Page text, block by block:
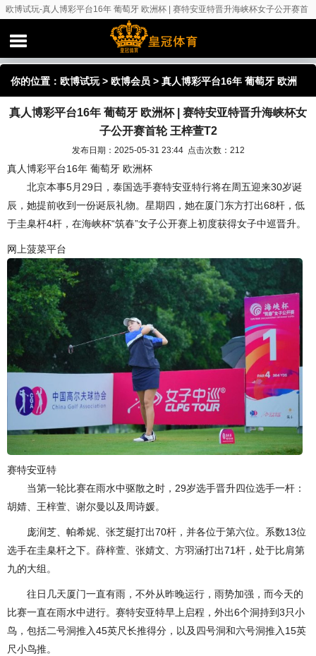
欧博试玩-真人博彩平台16年 葡萄牙 欧洲杯 | 赛特安亚特晋升海峡杯女子公开赛首
你的位置： 欧博试玩> 欧博会员 > 真人博彩平台16年 葡萄牙 欧洲
杯 | 赛特安亚特晋升海峡杯女子公开赛首轮 王梓萱T2
真人博彩平台16年 葡萄牙 欧洲杯 | 赛特安亚特晋升海峡杯女
子公开赛首轮 王梓萱T2
发布日期：2025-05-31 23:44 点击次数：212
真人博彩平台16年 葡萄牙 欧洲杯
北京本事5月29日，泰国选手赛特安亚特行将在周五迎来30岁诞
辰，她提前收到一份诞辰礼物。星期四，她在厦门东方打出68杆，低
于圭臬杆4杆，在海峡杯“筑春”女子公开赛上初度获得女子中巡晋升。
网上菠菜平台
赛特安亚特
当第一轮比赛在雨水中驱散之时，29岁选手晋升四位选手一杆：
胡婧、王梓萱、谢尔曼以及周诗媛。
庞润芝、帕希妮、张芝𫄧打出70杆，并各位于第六位。系数13位
选手在圭臬杆之下。薛梓萱、张婧文、方羽涵打出71杆，处于比肩第
九的大组。
往日几天厦门一直有雨，不外从昨晚运行，雨势加强，而今天的
比赛一直在雨水中进行。赛特安亚特早上启程，外出6个洞持到3只小
鸟，包括二号洞推入45英尺长推得分，以及四号洞和六号洞推入15英
尺小鸟推。